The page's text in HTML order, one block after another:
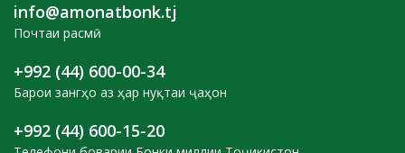
info@amonatbonk.tj
Почтаи расмӣ
+992 (44) 600-00-34
Барои зангҳо аз ҳар нуқтаи ҷаҳон
+992 (44) 600-15-20